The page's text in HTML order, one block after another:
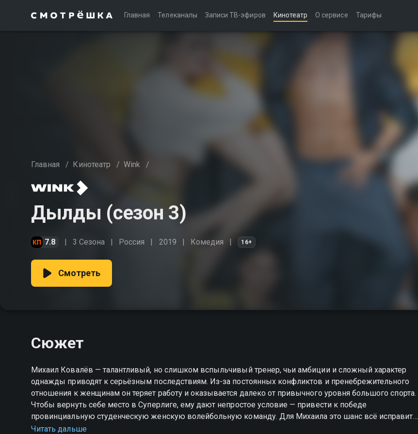
Главная Телеканалы Записи ТВ-эфиров Кинотеатр О сервисе Тарифы
Главная / Кинотеатр / Wink /
Дылды (сезон 3)
7.8 3 Сезона Россия 2019 Комедия 16+
Смотреть
Сюжет
Михаил Ковалёв — талантливый, но слишком вспыльчивый тренер, чьи амбиции и сложный характер
однажды приводят к серьёзным последствиям. Из-за постоянных конфликтов и пренебрежительного
отношения к женщинам он теряет работу и оказывается далеко от привычного уровня большого спорта.
Чтобы вернуть себе место в Суперлиге, ему дают непростое условие — привести к победе
провинциальную студенческую женскую волейбольную команду. Для Михаила это шанс всё исправить,
но путь к нему оказывается гораздо сложнее, чем он ожидал. На его стороне нет ни доверия, ни
Читать дальше